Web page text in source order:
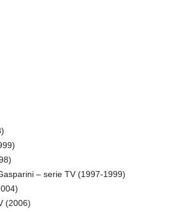
– serie TV (1997-1999)
(2006)